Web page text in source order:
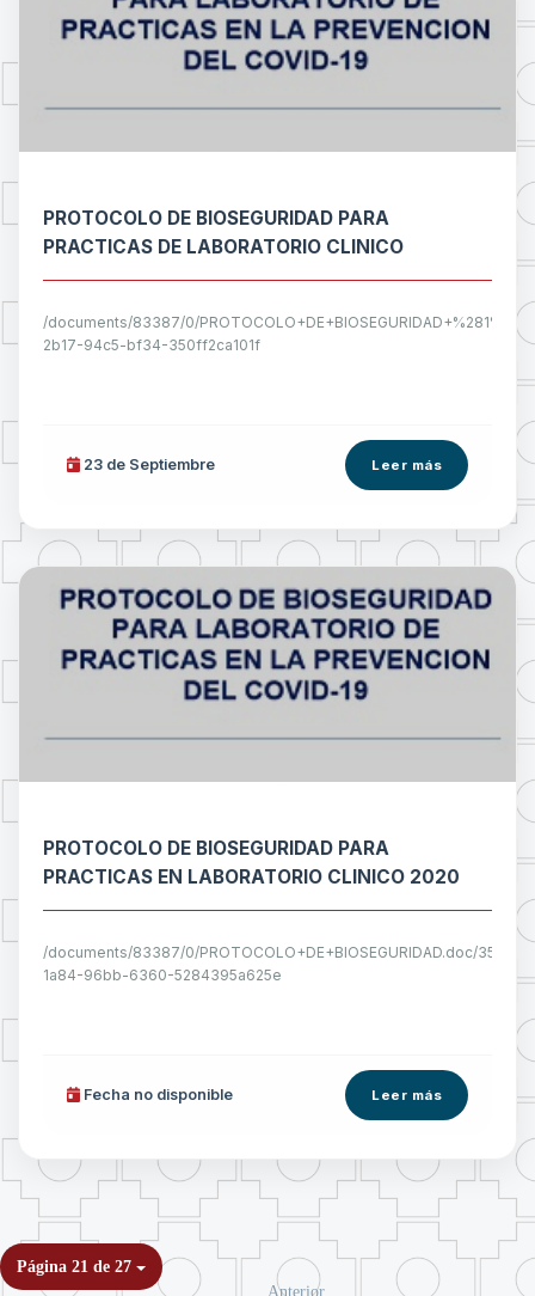
PROTOCOLO DE BIOSEGURIDAD PARA
PRACTICAS DE LABORATORIO CLINICO
/documents/83387/0/
2b17-94c5-bf34-350ff2ca101f
23 de Septiembre Leer más
PROTOCOLO DE BIOSEGURIDAD PARA
PRACTICAS EN LABORATORIO CLINICO 2020
/documents/83387/0/PROTOCOLO+DE+BIOSEGURIDAD.doc/
1a84-96bb-6360-5284395a625e
Fecha no disponible Leer más
Página 21 de 27
Anterior